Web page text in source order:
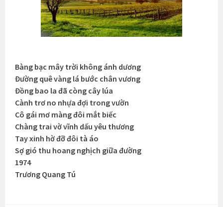
Bàng bạc mây trời không ánh dương
Đường quê vàng lá bước chân vương
Đồng bao la đã còng cây lúa
Cành trơ no nhựa đợi trong vườn
Cô gái mơ màng đôi mắt biếc
Chàng trai vờ vĩnh dấu yêu thương
Tay xinh hờ đỡ đôi tà áo
Sợ gió thu hoang nghịch giữa đường
1974
Trương Quang Tú